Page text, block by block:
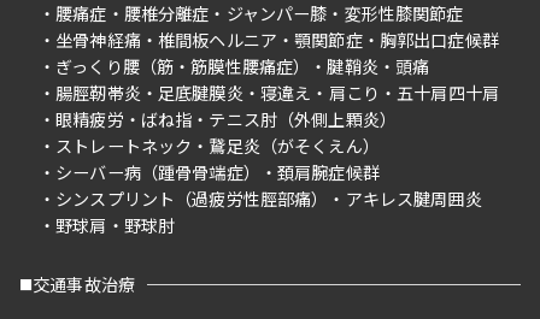
腰痛症
腰椎分離症 ジャンパー膝
変形性膝関節症
坐骨神経痛
椎間板ヘルニア 顎関節症
胸郭出口症候群
ぎっくり腰（筋・筋膜性腰痛症）
腱鞘炎
頭痛
腸脛靭帯炎
足底腱膜炎 寝違え 肩こり
五十肩四十肩
眼精疲労
ばね指
テニス肘（外側上顆炎）
ストレートネック
鵞足炎（がそくえん）
シーバー病（踵骨骨端症）
頚肩腕症候群
シンスプリント（過疲労性脛部痛）
アキレス腱周囲炎
野球肩
野球肘
交通事故治療